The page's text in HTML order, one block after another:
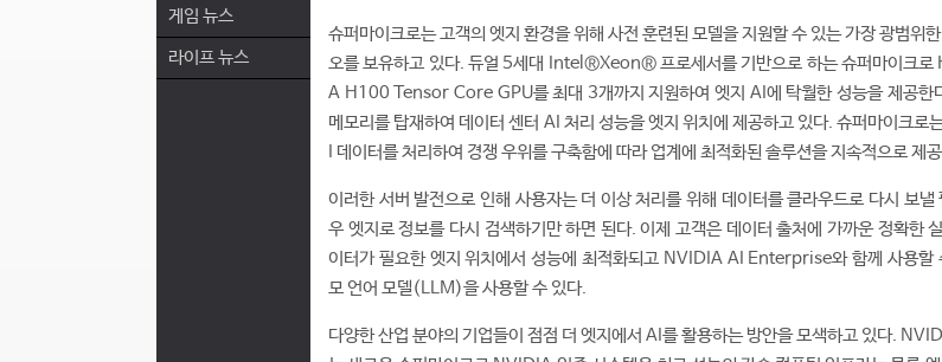
게임 뉴스
라이프 뉴스
슈퍼마이크로는 고객의 엣지 환경을 위해 사전 훈련된 모델을 지원할 수 있는 가장 광범위
오를 보유하고 있다. 듀얼 5세대 Intel®Xeon® 프로세서를 기반으로 하는 슈퍼마이크
A H100 Tensor Core GPU를 최대 3개까지 지원하여 엣지 AI에 탁월한 성능을 제공한
메모리를 탑재하여 데이터 센터 AI 처리 성능을 엣지 위치에 제공하고 있다. 슈퍼마이크로
I 데이터를 처리하여 경쟁 우위를 구축함에 따라 업계에 최적화된 솔루션을 지속적으로 제
이러한 서버 발전으로 인해 사용자는 더 이상 처리를 위해 데이터를 클라우드로 다시 보낼
우 엣지로 정보를 다시 검색하기만 하면 된다. 이제 고객은 데이터 출처에 가까운 정확한
이터가 필요한 엣지 위치에서 성능에 최적화되고 NVIDIA AI Enterprise와 함께 사용할
모 언어 모델(LLM)을 사용할 수 있다.
다양한 산업 분야의 기업들이 점점 더 엣지에서 AI를 활용하는 방안을 모색하고 있다.